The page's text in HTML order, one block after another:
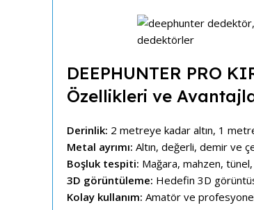
DEEPHUNTER PRO
Özellikleri ve
Derinlik: 2 metreye kadar altın, 1
Metal ayrımı: Altın, değerli, demir ve
Boşluk tespiti: Mağara, mahzen,
3D görüntüleme: Hedefin 3D
Kolay kullanım: Amatör ve profesyonel